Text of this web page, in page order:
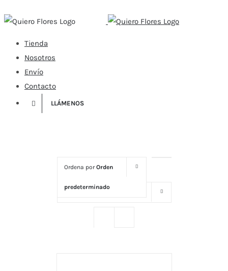
to
contentTienda
Nosotros
Envío
Contacto
LLÁMENOS
Ordena porOrden
predeterminado
Mostrar